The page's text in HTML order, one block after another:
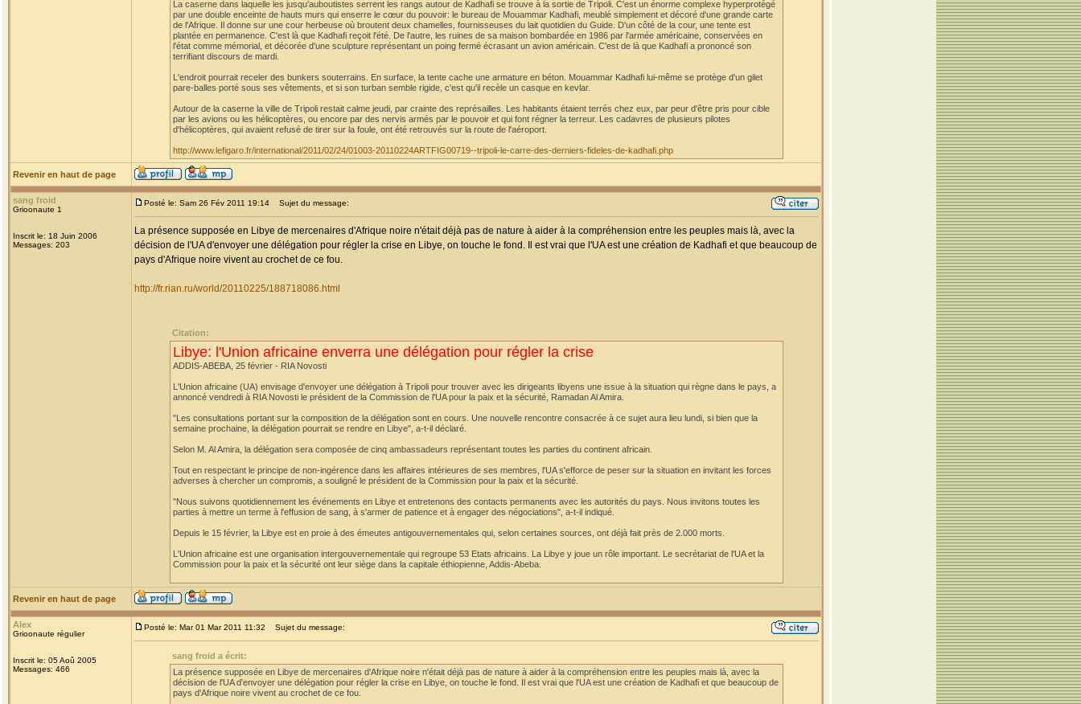
La caserne dans laquelle les jusqu'auboutistes serrent les rangs autour de Kadhafi se trouve à la sortie de Tripoli. C'est un énorme complexe hyperprotégé
par une double enceinte de hauts murs qui enserre le cœur du pouvoir: le bureau de Mouammar Kadhafi, meublé simplement et décoré d'une grande carte
de l'Afrique. Il donne sur une cour herbeuse où broutent deux chamelles, fournisseuses du lait quotidien du Guide. D'un côté de la cour, une tente est
plantée en permanence. C'est là que Kadhafi reçoit l'été. De l'autre, les ruines de sa maison bombardée en 1986 par l'armée américaine, conservées en
l'état comme mémorial, et décorée d'une sculpture représentant un poing fermé écrasant un avion américain. C'est de là que Kadhafi a prononcé son
terrifiant discours de mardi.
L'endroit pourrait receler des bunkers souterrains. En surface, la tente cache une armature en béton. Mouammar Kadhafi lui-même se protège d'un gilet
pare-balles porté sous ses vêtements, et si son turban semble rigide, c'est qu'il recèle un casque en kevlar.
Autour de la caserne la ville de Tripoli restait calme jeudi, par crainte des représailles. Les habitants étaient terrés chez eux, par peur d'être pris pour cible
par les avions ou les hélicoptères, ou encore par des nervis armés par le pouvoir et qui font régner la terreur. Les cadavres de plusieurs pilotes
d'hélicoptères, qui avaient refusé de tirer sur la foule, ont été retrouvés sur la route de l'aéroport.
http://www.lefigaro.fr/international/2011/02/24/01003-20110224ARTFIG00719--tripoli-le-carre-des-derniers-fideles-de-kadhafi.php
Revenir en haut de page
sang froid
Grioonaute 1
Inscrit le: 18 Juin 2006
Messages: 203
Posté le: Sam 26 Fév 2011 19:14 Sujet du message:
La présence supposée en Libye de mercenaires d'Afrique noire n'était déjà pas de nature à aider à la compréhension entre les peuples mais là, avec la
décision de l'UA d'envoyer une délégation pour régler la crise en Libye, on touche le fond. Il est vrai que l'UA est une création de Kadhafi et que beaucoup de
pays d'Afrique noire vivent au crochet de ce fou.
http://fr.rian.ru/world/20110225/188718086.html
Citation:
Libye: l'Union africaine enverra une délégation pour régler la crise
ADDIS-ABEBA, 25 février - RIA Novosti
L'Union africaine (UA) envisage d'envoyer une délégation à Tripoli pour trouver avec les dirigeants libyens une issue à la situation qui règne dans le pays, a
annoncé vendredi à RIA Novosti le président de la Commission de l'UA pour la paix et la sécurité, Ramadan Al Amira.
"Les consultations portant sur la composition de la délégation sont en cours. Une nouvelle rencontre consacrée à ce sujet aura lieu lundi, si bien que la
semaine prochaine, la délégation pourrait se rendre en Libye", a-t-il déclaré.
Selon M. Al Amira, la délégation sera composée de cinq ambassadeurs représentant toutes les parties du continent africain.
Tout en respectant le principe de non-ingérence dans les affaires intérieures de ses membres, l'UA s'efforce de peser sur la situation en invitant les forces
adverses à chercher un compromis, a souligné le président de la Commission pour la paix et la sécurité.
"Nous suivons quotidiennement les événements en Libye et entretenons des contacts permanents avec les autorités du pays. Nous invitons toutes les
parties à mettre un terme à l'effusion de sang, à s'armer de patience et à engager des négociations", a-t-il indiqué.
Depuis le 15 février, la Libye est en proie à des émeutes antigouvernementales qui, selon certaines sources, ont déjà fait près de 2.000 morts.
L'Union africaine est une organisation intergouvernementale qui regroupe 53 Etats africains. La Libye y joue un rôle important. Le secrétariat de l'UA et la
Commission pour la paix et la sécurité ont leur siège dans la capitale éthiopienne, Addis-Abeba.
Revenir en haut de page
Alex
Grioonaute régulier
Inscrit le: 05 Aoû 2005
Messages: 466
Posté le: Mar 01 Mar 2011 11:32 Sujet du message:
sang froid a écrit:
La présence supposée en Libye de mercenaires d'Afrique noire n'était déjà pas de nature à aider à la compréhension entre les peuples mais là, avec la
décision de l'UA d'envoyer une délégation pour régler la crise en Libye, on touche le fond. Il est vrai que l'UA est une création de Kadhafi et que beaucoup de
pays d'Afrique noire vivent au crochet de ce fou.